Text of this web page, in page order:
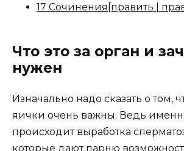
17 Сочинения[править |
Что это за орган и
нужен
Изначально надо сказать о том,
яички очень важны. Ведь
происходит выработка
которые дают парню